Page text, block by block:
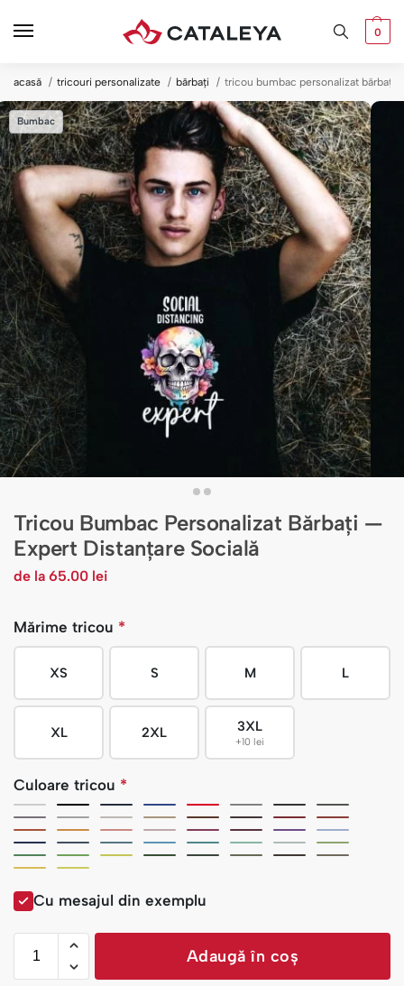
0
acasă tricouri personalizate bărbați tricou bumbac personalizat bărbați
Bumbac
Tricou Bumbac Personalizat Bărbați —
Expert Distanțare Socială
de la 65.00 lei
Mărime tricou *
XS S M L
XL 2XL 3XL
+10 lei
Culoare tricou *
Cu mesajul din exemplu
Adaugă în coș